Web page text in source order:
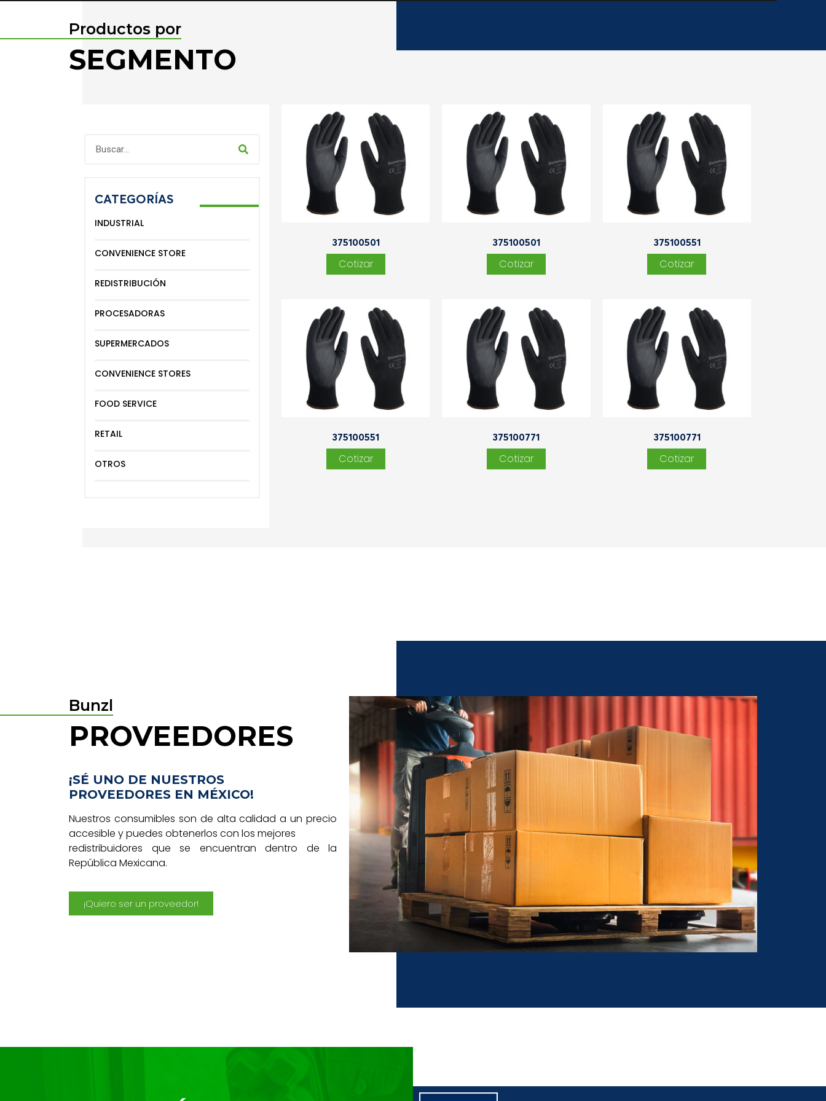
Productos por
SEGMENTO
CATEGORÍAS
SUPERMERCADOS
PROCESADORAS
RETAIL
CONVENIENCE STORES
REDISTRIBUCIÓN
INDUSTRIAL
FOOD SERVICE
OTROS
CONVENIENCE STORE
375100501 375100501 375100551
375100551 375100771 375100771
Bunzl
PROVEEDORES
¡SÉ UNO DE NUESTROS
PROVEEDORES EN MÉXICO!
Nuestros consumibles son de alta calidad a un precio
accesible y puedes obtenerlos con los mejores
redistribuidores que se encuentran dentro de la
República Mexicana.
¡Quiero ser un proveedor!